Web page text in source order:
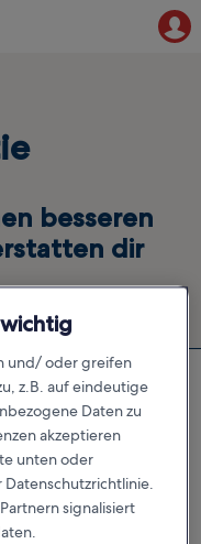
besseren
dir
Preisgarantie
vor der
hast, ist sie
berechtigt.
berechtigt.
und/ oder greifen
z.B. auf eindeutige
Daten zu
akzeptieren
unten oder
Datenschutzrichtlinie.
signalisiert